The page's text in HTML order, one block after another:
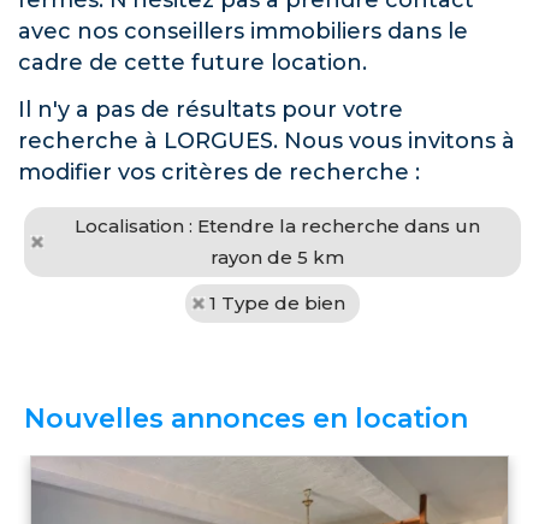
avec nos conseillers immobiliers dans le
cadre de cette future location.
Il n'y a pas de résultats pour votre
recherche à LORGUES. Nous vous invitons à
modifier vos critères de recherche :
Localisation : Etendre la recherche dans un
rayon de 5 km
1 Type de bien
Nouvelles annonces en location